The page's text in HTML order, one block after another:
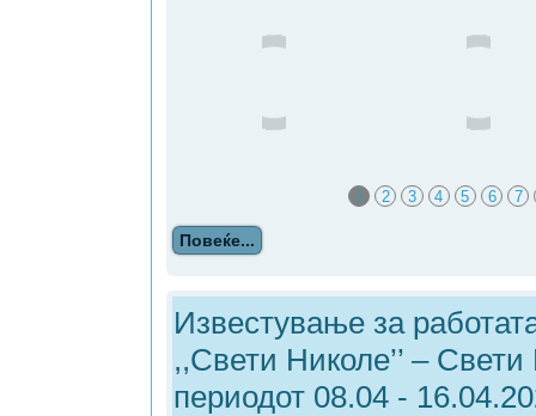
1 2 3 4 5 6 7
Повеќе...
Известување за
,,Свети Николе’’ –
периодот 08.04 -